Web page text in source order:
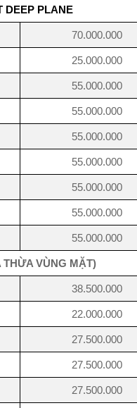
DEEP PLANE
70.000.000
25.000.000
55.000.000
55.000.000
55.000.000
55.000.000
55.000.000
55.000.000
55.000.000
VÙNG MẶT)
38.500.000
22.000.000
27.500.000
27.500.000
27.500.000